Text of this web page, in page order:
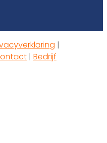
|
| Bedrijf